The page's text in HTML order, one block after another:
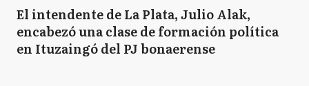
El intendente de La Plata, Julio Alak,
encabezó una clase de formación política
en Ituzaingó del PJ bonaerense